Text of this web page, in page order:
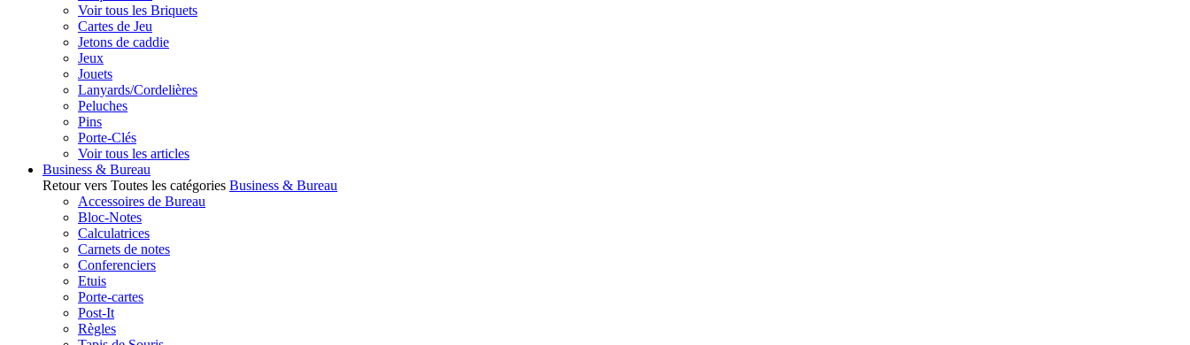
Voir tous les Briquets
Cartes de Jeu
Jetons de caddie
Jeux
Jouets
Lanyards/Cordelières
Peluches
Pins
Porte-Clés
Voir tous les articles
Business & Bureau
Retour vers Toutes les catégories Business & Bureau
Accessoires de Bureau
Bloc-Notes
Calculatrices
Carnets de notes
Conferenciers
Etuis
Porte-cartes
Post-It
Règles